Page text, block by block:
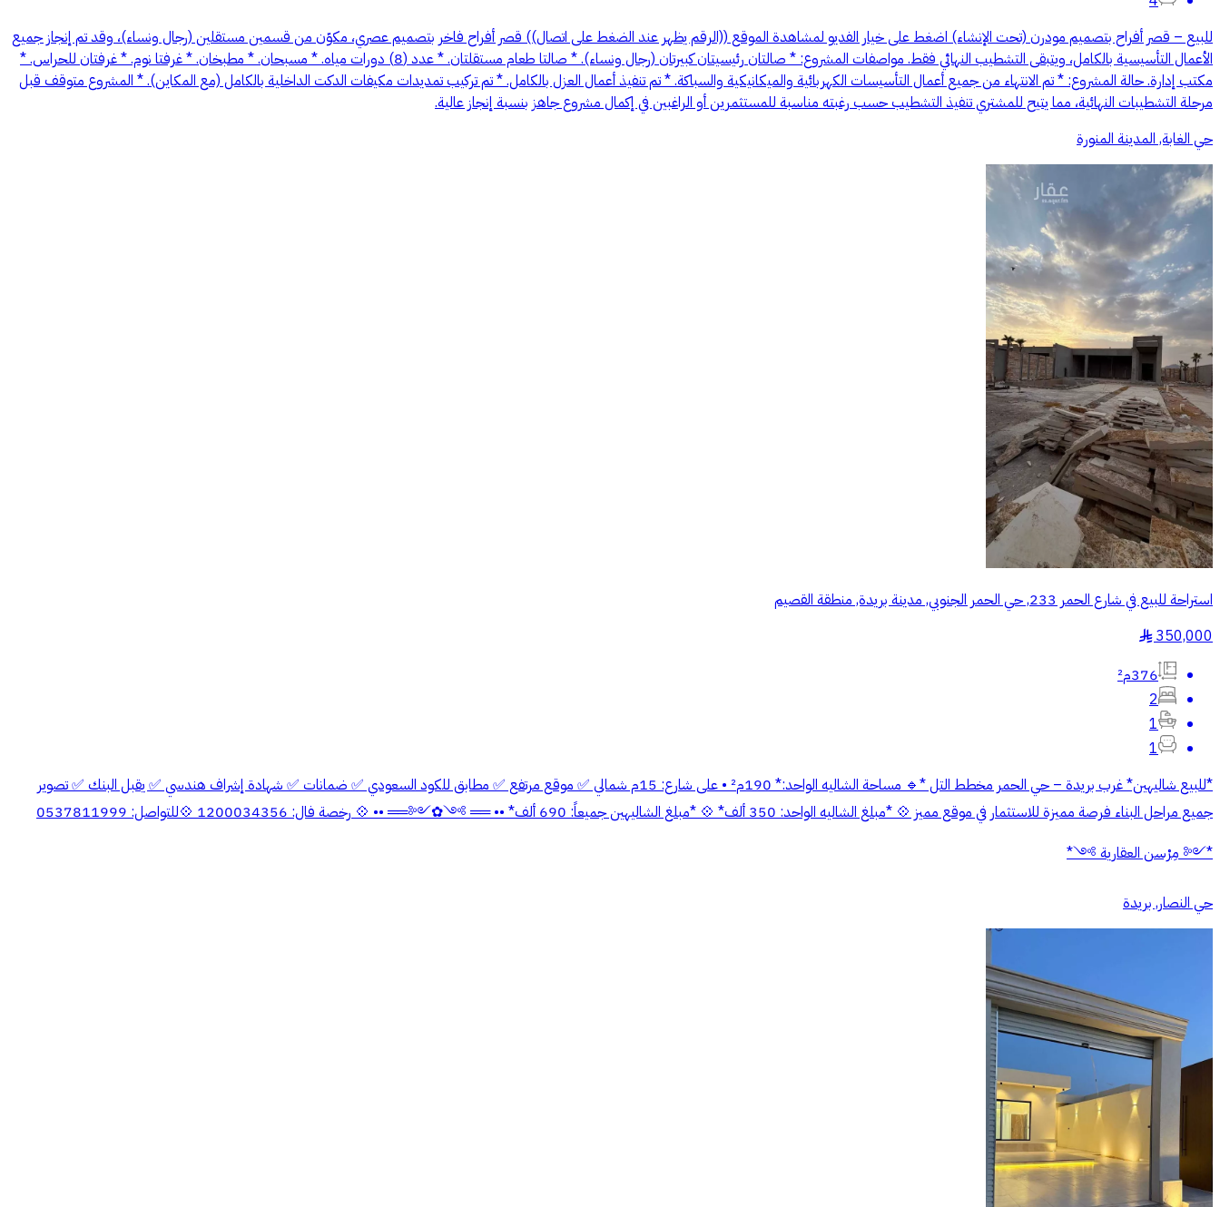
للبيع – قصر أفراح بتصميم مودرن (تحت الإنشاء) اضغط على خيار الفديو لمشاهدة الموقع ((الرقم يظهر عند الضغط على اتصال)) قصر أفراح فاخر بتصميم عصري، مكوّن من قسمين مستقلين (رجال ونساء)، وقد تم إنجاز جميع
الأعمال التأسيسية بالكامل، ويتبقى التشطيب النهائي فقط. مواصفات المشروع: * صالتان رئيسيتان كبيرتان (رجال ونساء). * صالتا طعام مستقلتان. * عدد (8) دورات مياه. * مسبحان. * مطبخان. * غرفتا نوم. * غرفتان للحراس. *
مكتب إدارة. حالة المشروع: * تم الانتهاء من جميع أعمال التأسيسات الكهربائية والميكانيكية والسباكة. * تم تنفيذ أعمال العزل بالكامل. * تم تركيب تمديدات مكيفات الدكت الداخلية بالكامل (مع المكاين). * المشروع متوقف قبل
مرحلة التشطيبات النهائية، مما يتيح للمشتري تنفيذ التشطيب حسب رغبته مناسبة للمستثمرين أو الراغبين في إكمال مشروع جاهز بنسبة إنجاز عالية.
حي الغابة, المدينة المنورة
استراحة للبيع في شارع الحمر 233, حي الحمر الجنوبي, مدينة بريدة, منطقة القصيم
350,000
§
376م²
2
1
1
*للبيع شاليهين* غرب بريدة – حي الحمر مخطط التل *🔹 مساحة الشاليه الواحد:* 190م² • على شارع: 15م شمالي ✅ موقع مرتفع ✅ مطابق للكود السعودي ✅ ضمانات ✅ شهادة إشراف هندسي ✅ يقبل البنك ✅ تصوير
جميع مراحل البناء فرصة مميزة للاستثمار في موقع مميز 💠 *مبلغ الشاليه الواحد: 350 ألف* 💠 *مبلغ الشاليهين جميعاً: 690 ألف* •• ══ ༻✿༺══ •• 💠 رخصة فال: 1200034356 💠للتواصل: 0537811999
*༺ مِرْسن العقارية ༻*
حي النصار, بريدة